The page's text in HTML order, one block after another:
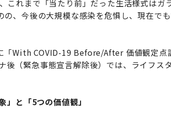
これまで「当たり前」だった生活様式はガ
、今後の大規模な感染を危惧し、現在で
「With COVID-19 Before/After 価値観定点
後（緊急事態宣言解除後）では、ライフス
と「5つの価値観」